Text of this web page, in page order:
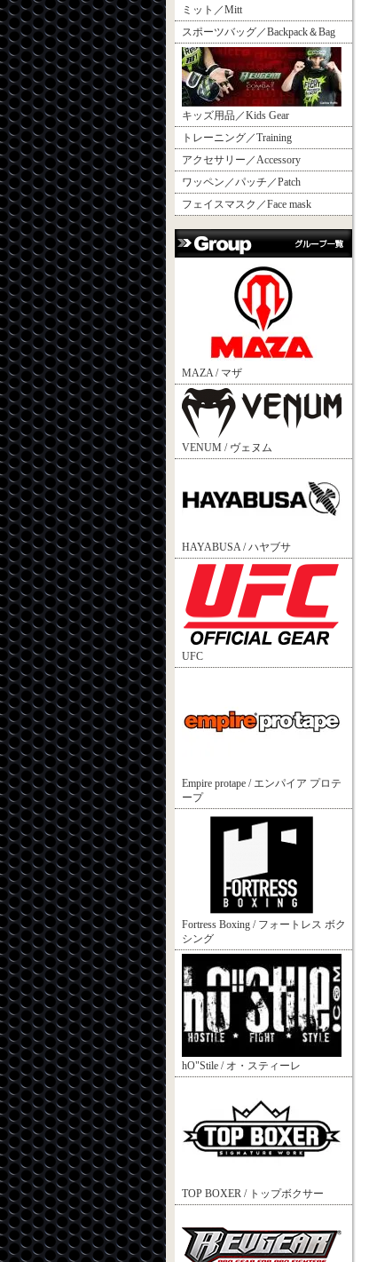
ミット／Mitt
スポーツバッグ／Backpack＆Bag
キッズ用品／Kids Gear
トレーニング／Training
アクセサリー／Accessory
ワッペン／パッチ／Patch
フェイスマスク／Face mask
MAZA / マザ
VENUM / ヴェヌム
HAYABUSA / ハヤブサ
UFC
Empire protape / エンパイア プロテ
ープ
Fortress Boxing / フォートレス ボク
シング
hO"Stile / オ・スティーレ
TOP BOXER / トップボクサー